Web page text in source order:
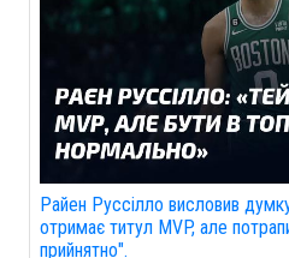
Райен Руссілло висловив
отримає титул MVP, але
прийнятно".